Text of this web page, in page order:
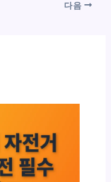
다음